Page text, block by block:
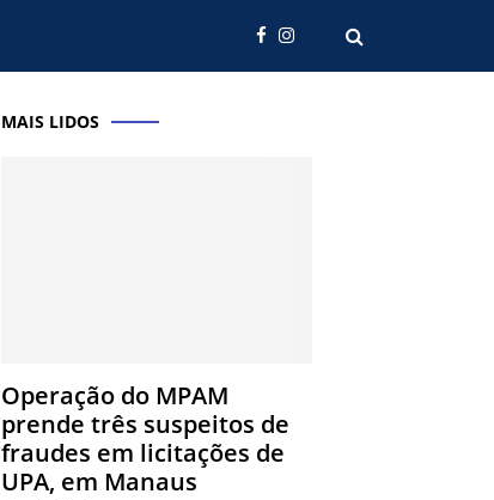
MAIS LIDOS
Operação do MPAM
prende três suspeitos de
fraudes em licitações de
UPA, em Manaus